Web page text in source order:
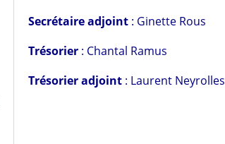
Secrétaire adjoint : Ginette Rous
Trésorier : Chantal Ramus
Trésorier adjoint : Laurent Neyrolles